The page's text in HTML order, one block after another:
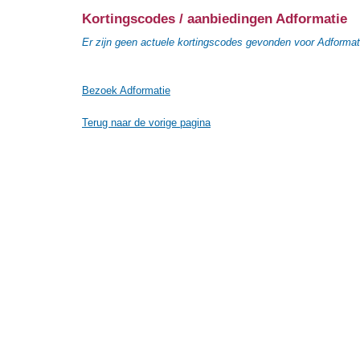
Kortingscodes / aanbiedingen Adformatie
Er zijn geen actuele kortingscodes gevonden voor
Bezoek Adformatie
Terug naar de vorige pagina